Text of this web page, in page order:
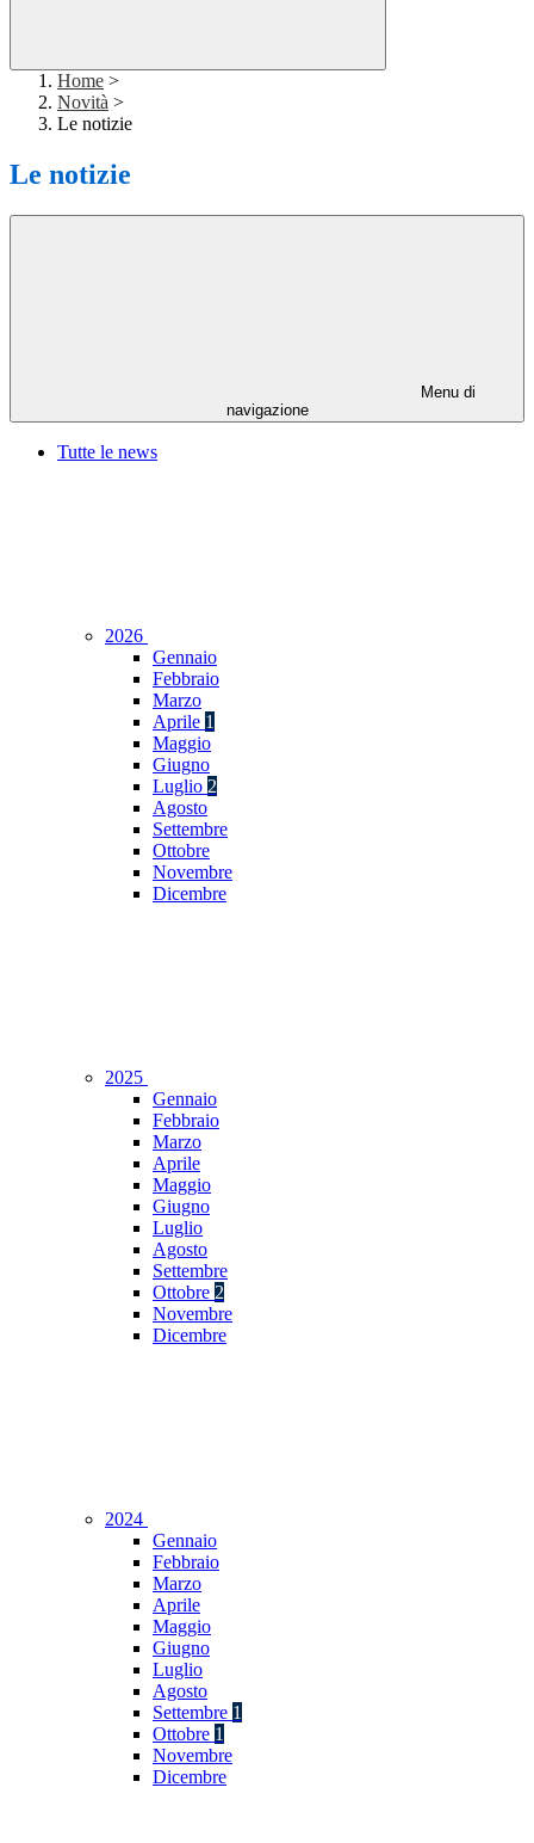
Home >
Novità >
Le notizie
Le notizie
Menu di
navigazione
Tutte le news
2026
Gennaio
Febbraio
Marzo
Aprile 1
Maggio
Giugno
Luglio 2
Agosto
Settembre
Ottobre
Novembre
Dicembre
2025
Gennaio
Febbraio
Marzo
Aprile
Maggio
Giugno
Luglio
Agosto
Settembre
Ottobre 2
Novembre
Dicembre
2024
Gennaio
Febbraio
Marzo
Aprile
Maggio
Giugno
Luglio
Agosto
Settembre 1
Ottobre 1
Novembre
Dicembre